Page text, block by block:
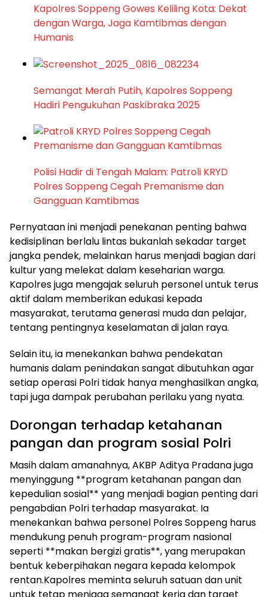
Kapolres Soppeng Gowes Keliling Kota: Dekat
dengan Warga, Jaga Kamtibmas dengan
Humanis
Semangat Merah Putih, Kapolres Soppeng
Hadiri Pengukuhan Paskibraka 2025
Polisi Hadir di Tengah Malam: Patroli KRYD
Polres Soppeng Cegah Premanisme dan
Gangguan Kamtibmas
Pernyataan ini menjadi penekanan penting bahwa
kedisiplinan berlalu lintas bukanlah sekadar target
jangka pendek, melainkan harus menjadi bagian dari
kultur yang melekat dalam keseharian warga.
Kapolres juga mengajak seluruh personel untuk terus
aktif dalam memberikan edukasi kepada
masyarakat, terutama generasi muda dan pelajar,
tentang pentingnya keselamatan di jalan raya.
Selain itu, ia menekankan bahwa pendekatan
humanis dalam penindakan sangat dibutuhkan agar
setiap operasi Polri tidak hanya menghasilkan angka,
tapi juga dampak perubahan perilaku yang nyata.
Dorongan terhadap ketahanan
pangan dan program sosial Polri
Masih dalam amanahnya, AKBP Aditya Pradana juga
menyinggung **program ketahanan pangan dan
kepedulian sosial** yang menjadi bagian penting dari
pengabdian Polri terhadap masyarakat. Ia
menekankan bahwa personel Polres Soppeng harus
mendukung penuh program-program nasional
seperti **makan bergizi gratis**, yang merupakan
bentuk keberpihakan negara kepada kelompok
rentan.Kapolres meminta seluruh satuan dan unit
untuk tetap menjaga semangat kerja dan target